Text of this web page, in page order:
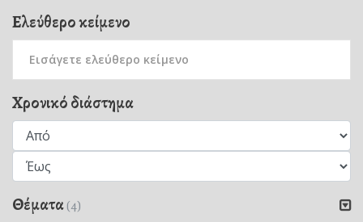
Ελεύθερο κείμενο
Χρονικό διάστημα
Θέματα(4)